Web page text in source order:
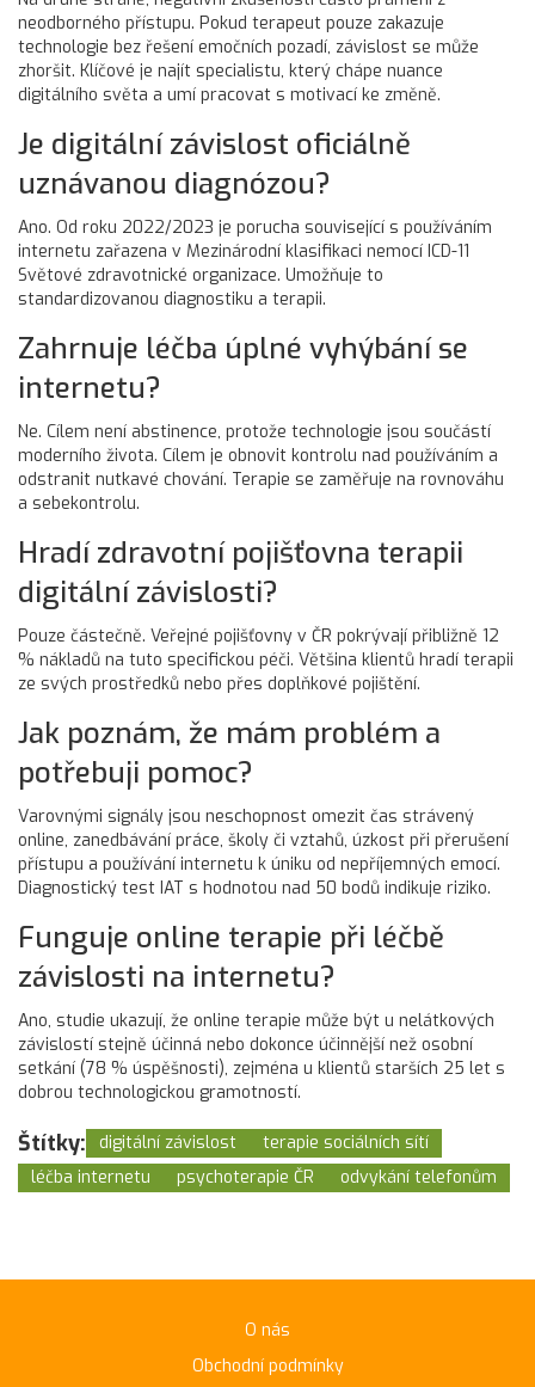
neodborného přístupu. Pokud terapeut pouze zakazuje
technologie bez řešení emočních pozadí, závislost se může
zhoršit. Klíčové je najít specialistu, který chápe nuance
digitálního světa a umí pracovat s motivací ke změně.
Je digitální závislost oficiálně
uznávanou diagnózou?
Ano. Od roku 2022/2023 je porucha související s používáním
internetu zařazena v Mezinárodní klasifikaci nemocí ICD-11
Světové zdravotnické organizace. Umožňuje to
standardizovanou diagnostiku a terapii.
Zahrnuje léčba úplné vyhýbání se
internetu?
Ne. Cílem není abstinence, protože technologie jsou součástí
moderního života. Cílem je obnovit kontrolu nad používáním a
odstranit nutkavé chování. Terapie se zaměřuje na rovnováhu
a sebekontrolu.
Hradí zdravotní pojišťovna terapii
digitální závislosti?
Pouze částečně. Veřejné pojišťovny v ČR pokrývají přibližně 12
% nákladů na tuto specifickou péči. Většina klientů hradí terapii
ze svých prostředků nebo přes doplňkové pojištění.
Jak poznám, že mám problém a
potřebuji pomoc?
Varovnými signály jsou neschopnost omezit čas strávený
online, zanedbávání práce, školy či vztahů, úzkost při přerušení
přístupu a používání internetu k úniku od nepříjemných emocí.
Diagnostický test IAT s hodnotou nad 50 bodů indikuje riziko.
Funguje online terapie při léčbě
závislosti na internetu?
Ano, studie ukazují, že online terapie může být u nelátkových
závislostí stejně účinná nebo dokonce účinnější než osobní
setkání (78 % úspěšnosti), zejména u klientů starších 25 let s
dobrou technologickou gramotností.
Štítky: digitální závislost
terapie sociálních sítí
léčba internetu
psychoterapie ČR odvykání telefonům
O nás
Obchodní podmínky